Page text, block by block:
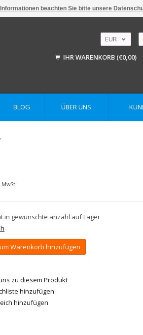
EUR
USD
IHR WARENKORB (€0,00)
BLOG ÜBER UNS
in gewünschte anzahl auf Lager
Warenkorb hinzufügen
zu diesem Produkt
hinzufügen
hinzufügen
beachten Sie bitte unsere